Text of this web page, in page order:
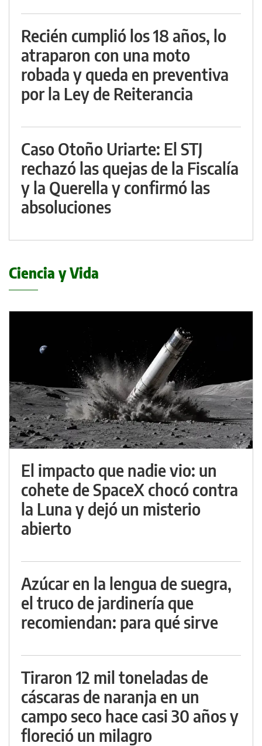
Recién cumplió los 18 años, lo
atraparon con una moto
robada y queda en preventiva
por la Ley de Reiterancia
Caso Otoño Uriarte: El STJ
rechazó las quejas de la Fiscalía
y la Querella y confirmó las
absoluciones
Ciencia y Vida
El impacto que nadie vio: un
cohete de SpaceX chocó contra
la Luna y dejó un misterio
abierto
Azúcar en la lengua de suegra,
el truco de jardinería que
recomiendan: para qué sirve
Tiraron 12 mil toneladas de
cáscaras de naranja en un
campo seco hace casi 30 años y
floreció un milagro